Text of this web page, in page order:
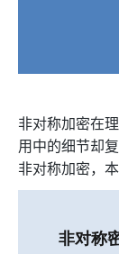
非对称加密在
用中的细节却
非对称加密，
非对称